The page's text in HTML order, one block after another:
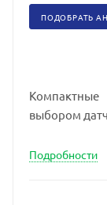
ПОДОБРАТЬ
выбором
Подробности